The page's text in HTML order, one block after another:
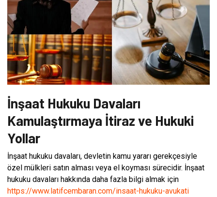
İnşaat Hukuku Davaları
Kamulaştırmaya İtiraz ve Hukuki
Yollar
İnşaat hukuku davaları, devletin kamu yararı gerekçesiyle
özel mülkleri satın alması veya el koyması sürecidir. İnşaat
hukuku davaları hakkında daha fazla bilgi almak için
https://www.latifcembaran.com/insaat-hukuku-avukati